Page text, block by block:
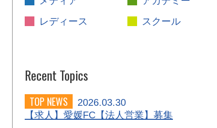
レディース
スクール
Recent Topics
TOP NEWS
2026.03.30
【求人】愛媛FC【法人営業】募集